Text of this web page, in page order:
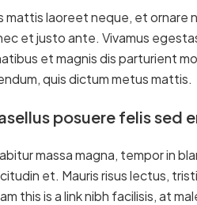
mattis laoreet neque, et ornare
et justo ante. Vivamus
et magnis dis parturient
quis dictum metus mattis.
posuere felis
massa magna, tempor in
et. Mauris risus lectus,
this is a link nibh facilisis, at